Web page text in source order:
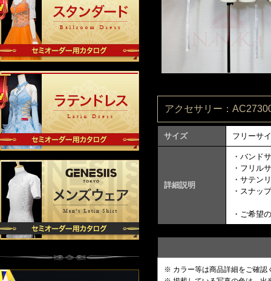
アクセサリー：
サイズ フリーサ
詳細説明
・バンド
・フリル
・サテン
・スナッ
・ご希望
※ カラー等は商品詳細をご確認